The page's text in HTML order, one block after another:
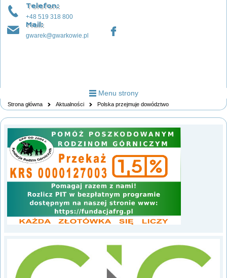
Telefon:
+48 519 318 800
Mail:
gwarek@gwarkowie.pl
Menu strony
Strona główna Aktualności Polska przejmuje dowództwo